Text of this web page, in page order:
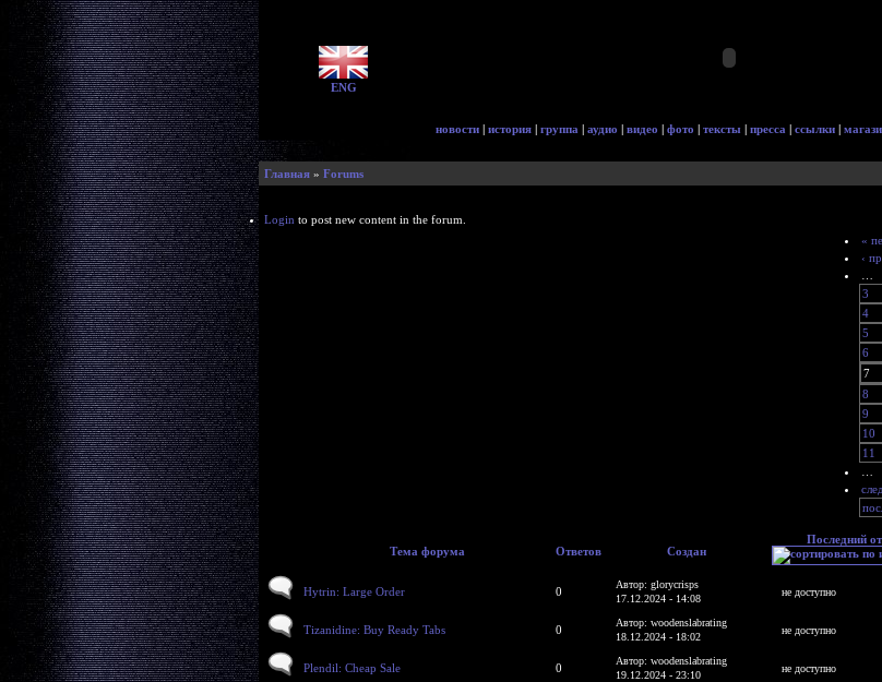
ENG
новости | история | группа | аудио | видео | фото | тексты | пресса | ссылки |
Главная » Forums
Login to post new content in the forum.
«
‹
3
4
5
6
7
8
9
10
11
Тема форума Ответов Создан
Последний
Hytrin: Large Order 0
Автор: glorycrisps
17.12.2024 - 14:08
не доступно
Tizanidine: Buy Ready Tabs 0
Автор: woodenslabrating
18.12.2024 - 18:02
не доступно
Plendil: Cheap Sale 0
Автор: woodenslabrating
19.12.2024 - 23:10
не доступно